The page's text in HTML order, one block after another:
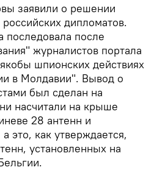
заявили о решении
российских дипломатов.
последовала после
журналистов портала
шпионских действиях
в Молдавии". Вывод о
был сделан на
насчитали на крыше
28 антенн и
это, как утверждается,
установленных на